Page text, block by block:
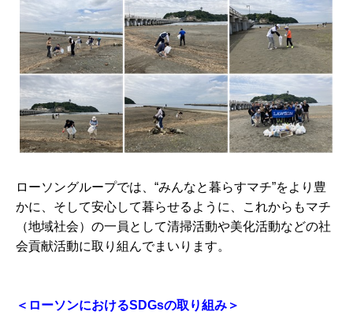
ローソングループでは、“みんなと暮らすマチ”をより豊
かに、そして安心して暮らせるように、これからもマチ
（地域社会）の一員として清掃活動や美化活動などの社
会貢献活動に取り組んでまいります。
＜ローソンにおけるSDGsの取り組み＞